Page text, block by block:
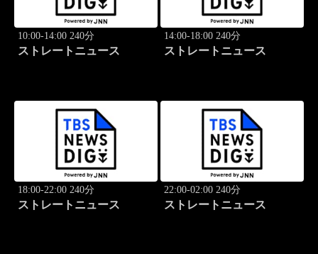
10:00-14:00 240分
ストレートニュース
14:00-18:00 240分
ストレートニュース
18:00-22:00 240分
ストレートニュース
22:00-02:00 240分
ストレートニュース